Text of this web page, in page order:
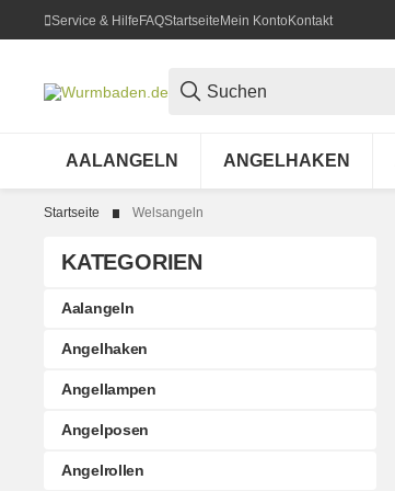
Service & HilfeFAQStartseiteMein KontoKontakt
AALANGELN ANGELHAKEN
Startseite Welsangeln
KATEGORIEN
Aalangeln
Angelhaken
Angellampen
Angelposen
Angelrollen